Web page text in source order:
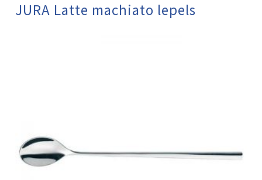
JURA Latte machiato lepels